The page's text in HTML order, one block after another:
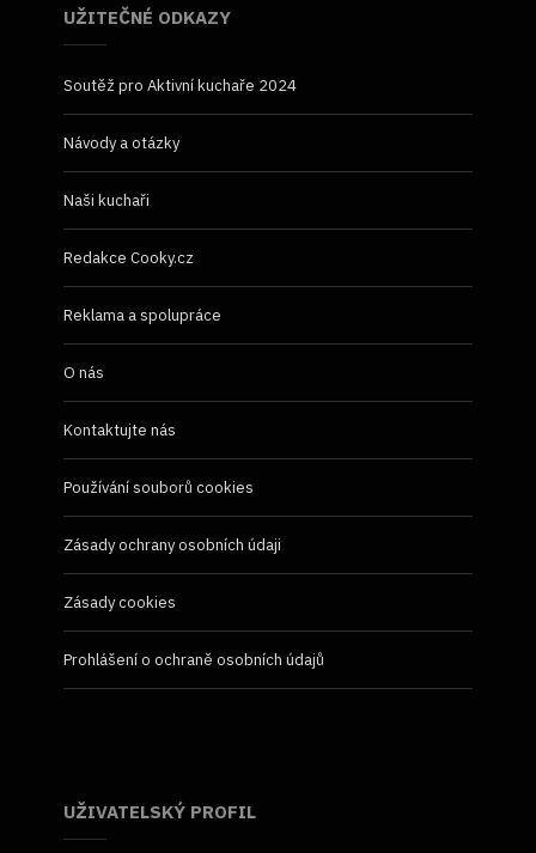
UŽITEČNÉ ODKAZY
Soutěž pro Aktivní kuchaře 2024
Návody a otázky
Naši kuchaři
Redakce Cooky.cz
Reklama a spolupráce
O nás
Kontaktujte nás
Používání souborů cookies
Zásady ochrany osobních údaji
Zásady cookies
Prohlášení o ochraně osobních údajů
UŽIVATELSKÝ PROFIL